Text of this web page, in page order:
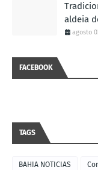
aldeia
agosto
FACEBOOK
TAGS
BAHIA NOTICIAS